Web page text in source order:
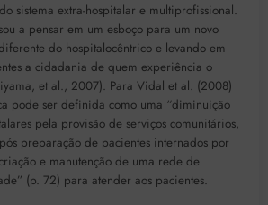
sistema extra-hospitalar e multiprofissional.
a pensar em um esboço para um novo
do hospitalocêntrico e levando em
a cidadania de quem experiência o
et al., 2007). Para Vidal et al. (2008)
pode ser definida como uma “diminuição
pela provisão de serviços comunitários,
preparação de pacientes internados por
e manutenção de uma rede de
(p. 72) para atender aos pacientes.